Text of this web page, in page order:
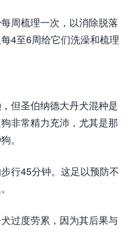
周梳理一次，以消除脱落
4至6周给它们洗澡和梳理
但圣伯纳德大丹犬混种是
非常精力充沛，尤其是那
。
行45分钟。这足以预防不
过度劳累，因为其后果与